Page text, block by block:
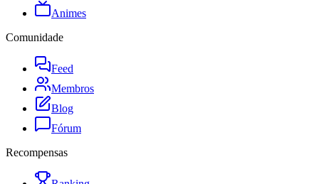
Animes
Comunidade
Feed
Membros
Blog
Fórum
Recompensas